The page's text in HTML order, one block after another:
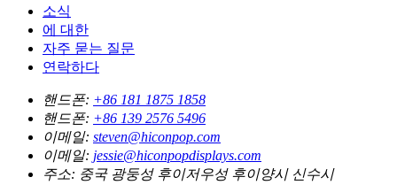
소식
에 대한
자주 묻는 질문
연락하다
핸드폰: +86 181 1875 1858
핸드폰: +86 139 2576 5496
이메일: steven@hiconpop.com
이메일: jessie@hiconpopdisplays.com
주소: 중국 광둥성 후이저우성 후이양시 신수시